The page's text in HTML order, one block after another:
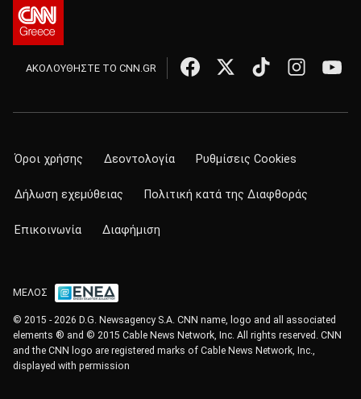
ΑΚΟΛΟΥΘΗΣΤΕ ΤΟ CNN.GR
Όροι χρήσης Δεοντολογία Ρυθμίσεις Cookies
Δήλωση εχεμύθειας Πολιτική κατά της Διαφθοράς
Επικοινωνία Διαφήμιση
ΜΕΛΟΣ
© 2015 - 2026 D.G. Newsagency S.A. CNN name, logo and all associated
elements ® and © 2015 Cable News Network, Inc. All rights reserved. CNN
and the CNN logo are registered marks of Cable News Network, Inc.,
displayed with permission